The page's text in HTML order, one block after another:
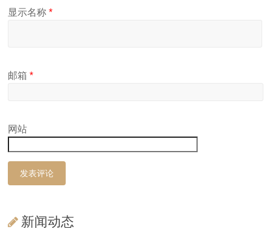
显示名称*
邮箱*
网站
新闻动态